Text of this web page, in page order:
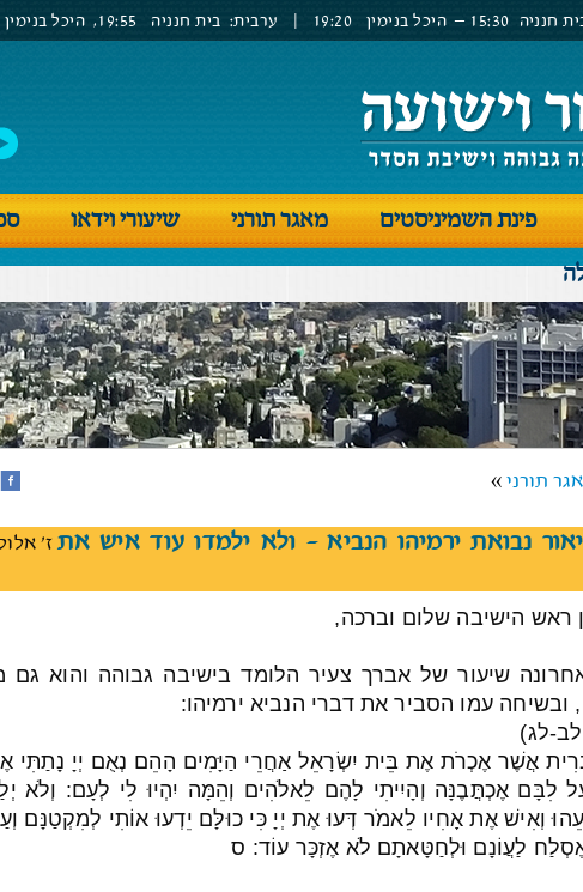
חנניה 15:30 – היכל בנימין ערבית: בית חנניה היכל בנימין
פינת השמיניסטים מאגר תורני שיעורי וידאו
תורני »
ז' נבואת ירמיהו הנביא - ולא ילמדו עוד איש את
ראש הישיבה שלום וברכה,
שיעור של אברך צעיר הלומד בישיבה גבוהה והוא גם
ובשיחה עמו הסביר את דברי הנביא ירמיהו:
לג)
אֲשֶׁר אֶכְרֹת אֶת בֵּית יִשְׂרָאֵל אַחֲרֵי הַיָּמִים הָהֵם נְאֻם יְיָ נָתַתִּי
לִבָּם אֶכְתֲּבֶנָּה וְהָיִיתִי לָהֶם לֵאלֹהִים וְהֵמָּה יִהְיוּ לִי לְעָם: וְלֹא
וְאִישׁ אֶת אָחִיו לֵאמֹר דְּעוּ אֶת יְיָ כִּי כוּלָּם יֵדְעוּ אוֹתִי לְמִקְטַנָּם
אֶסְלַח לַעֲוֹנָם וּלְחַטָּאתָם לֹא אֶזְכָּר עוֹד: ס